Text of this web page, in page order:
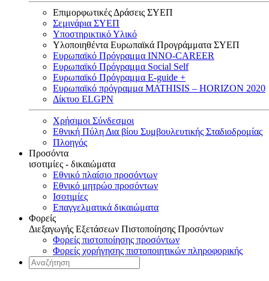
Επιμορφωτικές Δράσεις ΣΥΕΠ
Σεμινάρια ΣΥΕΠ
Υποστηρικτικό Υλικό
Υλοποιηθέντα Ευρωπαϊκά Προγράμματα ΣΥΕΠ
Ευρωπαϊκό Πρόγραμμα INNO-CAREER
Ευρωπαϊκό Πρόγραμμα Social Self
Ευρωπαϊκό Πρόγραμμα E-guide +
Ευρωπαϊκό πρόγραμμα MATHISIS – HORIZON 2020
Δίκτυο ELGPN
Χρήσιμοι Σύνδεσμοι
Εθνική Πύλη Δια βίου Συμβουλευτικής Σταδιοδρομίας
Πλοηγός
Προσόντα
ισοτιμίες - δικαιώματα
Εθνικό πλαίσιο προσόντων
Εθνικό μητρώο προσόντων
Ισοτιμίες
Επαγγελματικά δικαιώματα
Φορείς
Διεξαγωγής Εξετάσεων Πιστοποίησης Προσόντων
Φορείς πιστοποίησης προσόντων
Φορείς χορήγησης πιστοποιητικών πληροφορικής